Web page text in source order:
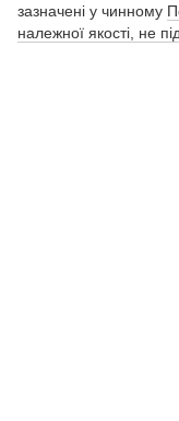
зазначені у чинному
належної якості, не